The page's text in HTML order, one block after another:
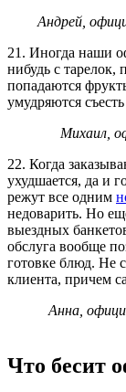
Андрей,
21. Иногда наши
нибудь с тарелок,
попадаются
умудряются
Михаил,
22. Когда
ухудшается, да и
режут все одним
недоварить. Но
выездных
обслуга вообще
готовке блюд. Не
клиента, причем
Анна,
Что бесит